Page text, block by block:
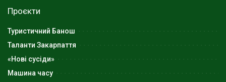
Проєкти
Туристичний Банош
Таланти Закарпаття
«Нові сусіди»
Машина часу